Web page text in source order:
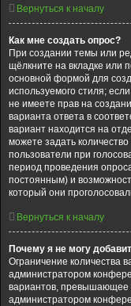
Вернуться к началу
Как мне создать опрос?
При создании темы или
щёлкните на вкладке или
основной формой для
используемого стиля;
не имеете прав на
варианта ответа в
вариант находится на
можете задать
пользователи при
период проведения
постоянным) и
который они
Вернуться к началу
Почему я не могу
Ограничение количества
администратором
вариантов, превышающее
администратором